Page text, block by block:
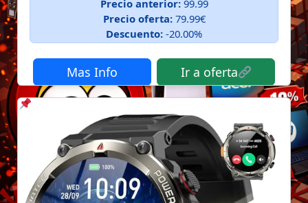
Precio anterior:99.99
Precio oferta:79.99€
Descuento: -20.00%
Mas Info Ir a oferta